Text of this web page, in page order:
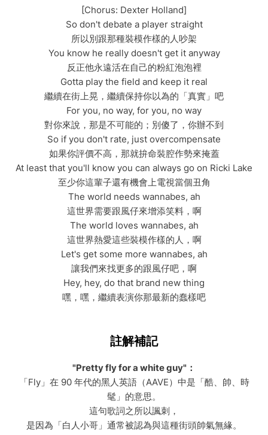
[Chorus: Dexter Holland]
So don't debate a player straight
所以別跟那種裝模作樣的人吵架
You know he really doesn't get it anyway
反正他永遠活在自己的粉紅泡泡裡
Gotta play the field and keep it real
繼續在街上晃，繼續保持你以為的「真實」吧
For you, no way, for you, no way
對你來說，那是不可能的；別傻了，你辦不到
So if you don't rate, just overcompensate
如果你評價不高，那就拚命裝腔作勢來掩蓋
At least that you'll know you can always go on Ricki Lake
至少你這輩子還有機會上電視當個丑角
The world needs wannabes, ah
這世界需要跟風仔來增添笑料，啊
The world loves wannabes, ah
這世界熱愛這些裝模作樣的人，啊
Let's get some more wannabes, ah
讓我們來找更多的跟風仔吧，啊
Hey, hey, do that brand new thing
嘿，嘿，繼續表演你那最新的蠢樣吧
註解補記
"Pretty fly for a white guy"：
「Fly」在 90 年代的黑人英語（AAVE）中是「酷、帥、時
髦」的意思。
這句歌詞之所以諷刺，
是因為「白人小哥」通常被認為與這種街頭帥氣無緣。